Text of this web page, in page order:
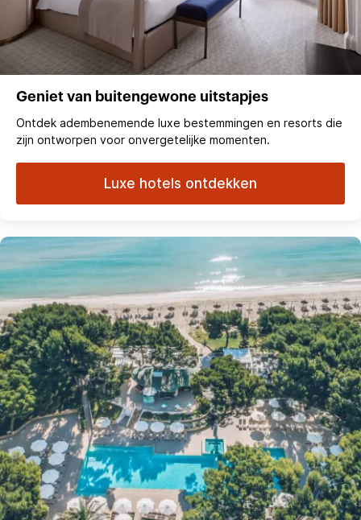
Geniet van buitengewone uitstapjes
Ontdek adembenemende luxe bestemmingen en resorts die
zijn ontworpen voor onvergetelijke momenten.
Luxe hotels ontdekken